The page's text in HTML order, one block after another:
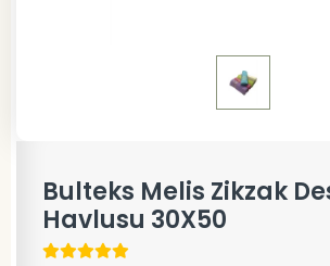
Bulteks Melis Zikzak
Havlusu 30X50